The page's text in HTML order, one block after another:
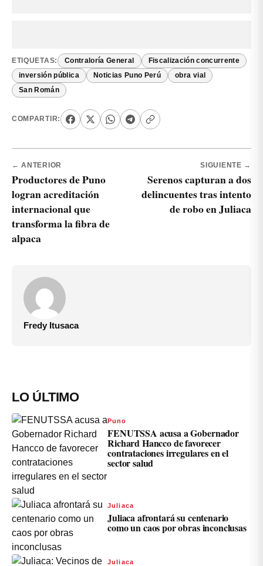
ETIQUETAS: Contraloría General Fiscalización concurrente
inversión pública Noticias Puno Perú obra vial
San Román
COMPARTIR:
← ANTERIOR
Productores de Puno
logran acreditación
internacional que
transforma la fibra de
alpaca
SIGUIENTE →
Serenos capturan a dos
delincuentes tras intento
de robo en Juliaca
Fredy Itusaca
LO ÚLTIMO
Puno
FENUTSSA acusa a Gobernador
Richard Hancco de favorecer
contrataciones irregulares en el
sector salud
Juliaca
Juliaca afrontará su centenario
como un caos por obras inconclusas
Juliaca